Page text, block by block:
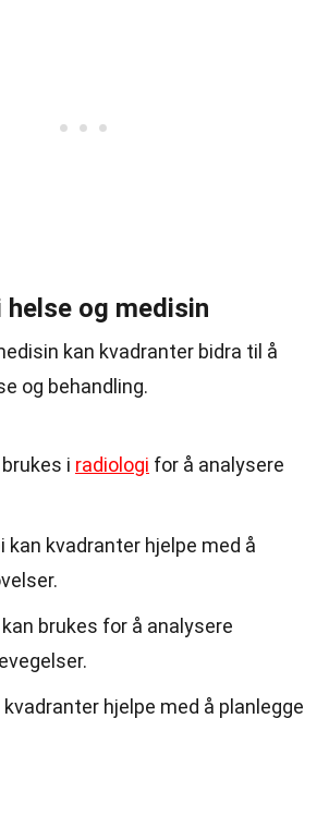
helse og medisin
kan kvadranter bidra til å
og behandling.
i radiologi for å analysere
kan kvadranter hjelpe med å
brukes for å analysere
kvadranter hjelpe med å planlegge